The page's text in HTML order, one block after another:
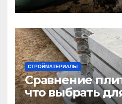
СТРОЙМАТЕРИАЛЫ
Сравнение
что выбрать